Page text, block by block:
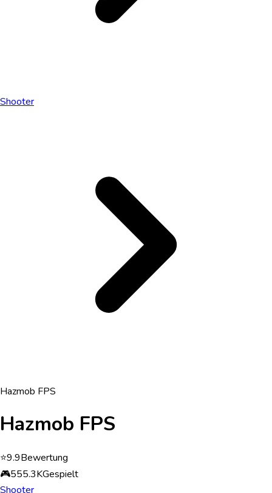
Shooter
Hazmob FPS
Hazmob FPS
⭐9.9Bewertung
🎮555.3KGespielt
Shooter